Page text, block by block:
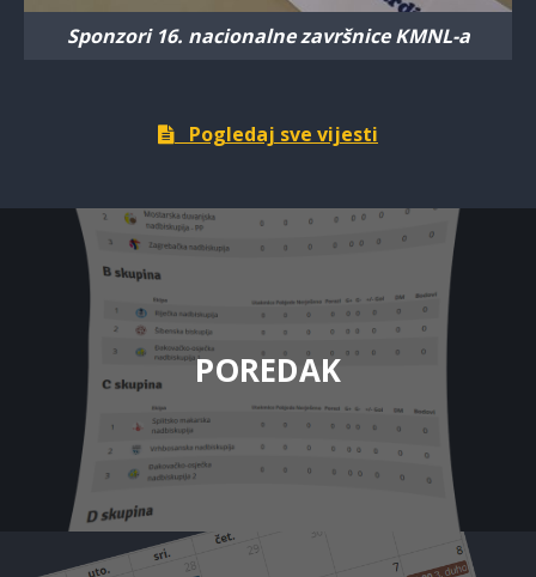
Sponzori 16. nacionalne završnice KMNL-a
Pogledaj sve vijesti
POREDAK